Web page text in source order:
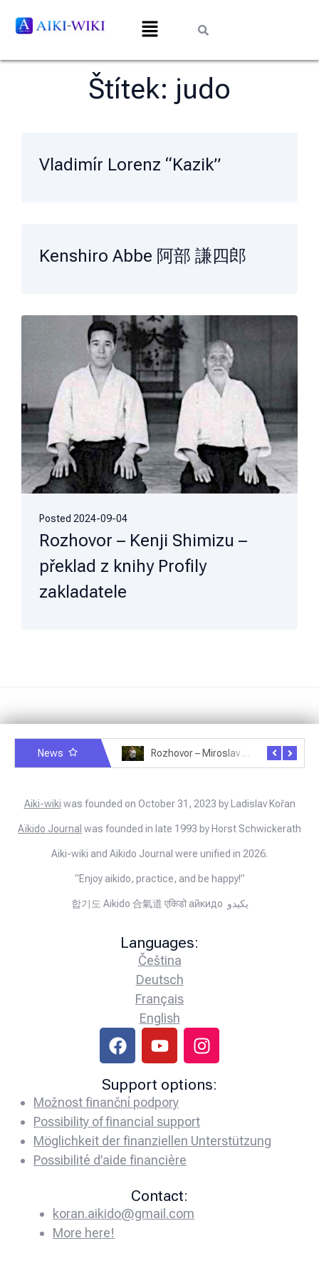
Štítek: judo
Vladimír Lorenz “Kazik”
Kenshiro Abbe 阿部 謙四郎
Posted 2024-09-04
Rozhovor – Kenji Shimizu –
překlad z knihy Profily
zakladatele
News Rozhovor – Miroslav Šmíd – 22.3.2025
Aiki-wiki was founded on October 31, 2023 by Ladislav Kořan
Aïkido Journal was founded in late 1993 by Horst Schwickerath
Aiki-wiki and Aikido Journal were unified in 2026.
“Enjoy aikido, practice, and be happy!”
합기도 Aikido 合氣道 एकिडो айкидо يكيدو
Languages:
Čeština
Deutsch
Français
English
Support options:
Možnost finanční podpory
Possibility of financial support
Möglichkeit der finanziellen Unterstützung
Possibilité d’aide financière
Contact:
koran.aikido@gmail.com
More here!